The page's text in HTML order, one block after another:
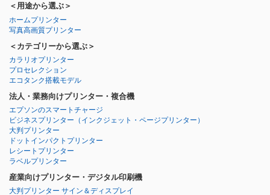
＜用途から選ぶ＞
ホームプリンター
写真高画質プリンター
＜カテゴリーから選ぶ＞
カラリオプリンター
プロセレクション
エコタンク搭載モデル
法人・業務向けプリンター・複合機
エプソンのスマートチャージ
ビジネスプリンター （インクジェット・ページプリンター）
大判プリンター
ドットインパクトプリンター
レシートプリンター
ラベルプリンター
産業向けプリンター・デジタル印刷機
大判プリンター サイン＆ディスプレイ